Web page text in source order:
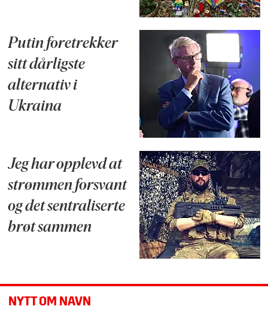
Putin foretrekker
sitt dårligste
alternativ i
Ukraina
Jeg har opplevd at
strømmen forsvant
og det sentraliserte
brøt sammen
NYTT OM NAVN